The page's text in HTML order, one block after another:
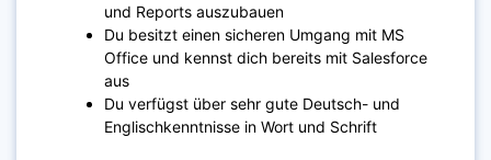
und Reports auszubauen
Du besitzt einen sicheren Umgang mit MS
Office und kennst dich bereits mit Salesforce
aus
Du verfügst über sehr gute Deutsch- und
Englischkenntnisse in Wort und Schrift